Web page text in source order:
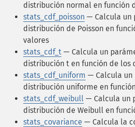
distribución normal en función
stats_cdf_poisson — Calcula un
distribución de Poisson en
valores
stats_cdf_t — Calcula un
distribución t en función de los
stats_cdf_uniform — Calcula un
distribución uniforme en
stats_cdf_weibull — Calcula un
distribución de Weibull en
stats_covariance — Calcula la